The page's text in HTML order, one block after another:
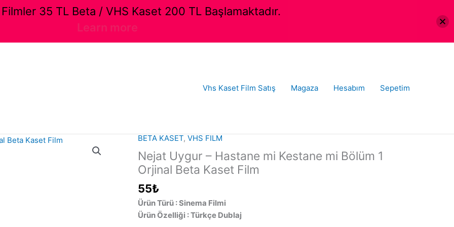
Vhs Kaset Film Satış Magaza Hesabım Sepetim
BETA KASET, VHS FILM
Nejat Uygur – Hastane mi Kestane mi Bölüm 1
Orjinal Beta Kaset Film
55₺
Ürün Türü : Sinema Filmi
Ürün Özelliği : Türkçe Dublaj
35 TL Beta / VHS Kaset 200 TL Başlamaktadır.
Learn more